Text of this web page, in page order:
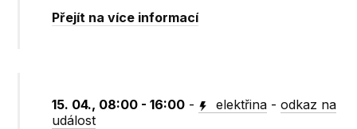
Přejít na více informací
15. 04., 08:00 - 16:00 - elektřina -odkaz na
událost